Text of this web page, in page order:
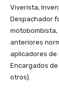
Viverista,
Despachador
motobombista,
anteriores
aplicadores de
Encargados
otros).